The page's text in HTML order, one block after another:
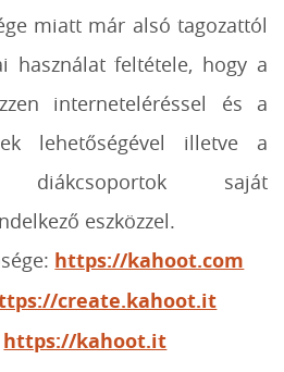
miatt már alsó tagozattól
használat feltétele, hogy a
interneteléréssel és a
lehetőségével illetve a
saját
eszközzel.
https://kahoot.com
create.kahoot.it
https://kahoot.it